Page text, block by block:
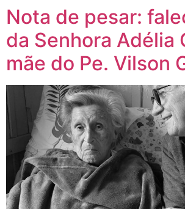
Nota de pesar:
da Senhora Adélia
mãe do Pe. Vilson